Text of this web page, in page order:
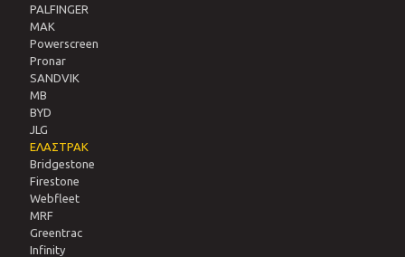
PALFINGER
MAK
Powerscreen
Pronar
SANDVIΚ
MB
BYD
JLG
ΕΛΑΣΤΡΑΚ
Bridgestone
Firestone
Webfleet
MRF
Greentrac
Infinity